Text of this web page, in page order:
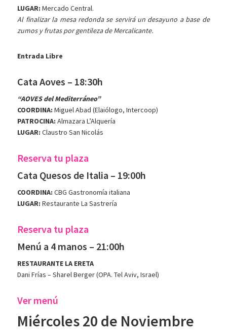
LUGAR: Mercado Central.
Al finalizar la mesa redonda se servirá un desayuno a base de
zumos y frutas por gentileza de Mercalicante.
Entrada Libre
Cata Aoves – 18:30h
“AOVES del Mediterráneo”
COORDINA: Miguel Abad (Elaiólogo, Intercoop)
PATROCINA: Almazara L’Alquería
LUGAR: Claustro San Nicolás
Reserva tu plaza
Cata Quesos de Italia – 19:00h
COORDINA: CBG Gastronomía italiana
LUGAR: Restaurante La Sastrería
Reserva tu plaza
Menú a 4 manos – 21:00h
RESTAURANTE LA ERETA
Dani Frías – Sharel Berger (OPA. Tel Aviv, Israel)
Ver menú
Miércoles 20 de Noviembre